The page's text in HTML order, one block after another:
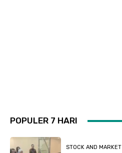
POPULER 7 HARI
STOCK AND MARKET